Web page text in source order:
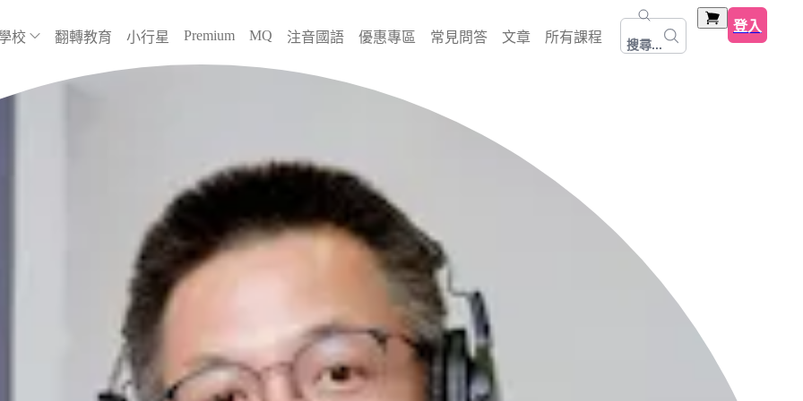
校 翻轉教育 小行星 Premium MQ 注音國語 優惠專區 常見問答 文章 所有課程 搜尋...
登入